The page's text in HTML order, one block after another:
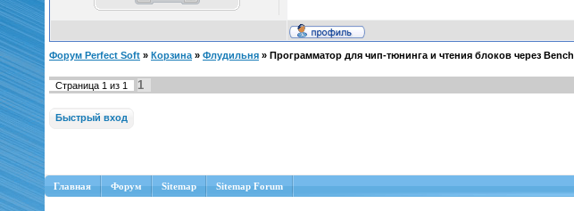
Форум Perfect Soft » Корзина » Флудильня » Программатор для чип-тюнинга и чтения блоков через Bench
Страница 1 из 1 1
Главная Форум Sitemap Sitemap Forum